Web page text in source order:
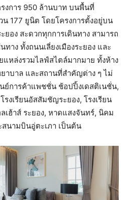
งการ 950 ล้านบาท บนพื้นที่
น 177 ยูนิต โดยโครงการตั้งอยู่บน
ยอง สะดวกทุกการเดินทาง สามารถ
าง ทั้งถนนเลี่ยงเมืองระยอง และ
หล่งรวมไลฟ์สไตล์มากมาย ทั้งห้าง
ยาบาล และสถานที่สำคัญต่าง ๆ ไม่
ย์การค้าแพชชั่น ช้อปปิ้งเดสติเนชั่น,
รงเรียนอัสสัมชัญระยอง, โรงเรียน
เฮ้าส์ ระยอง, หาดแสงจันทร์, นิคม
นามบินอู่ตะเภา เป็นต้น